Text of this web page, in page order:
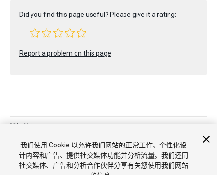
Did you find this page useful? Please give it a rating:
Report a problem on this page
法
律条款
隐私政策 Cookie
不要出售或分享我的个人信息
Cookie 偏好
我们使用 Cookie 以允许我们网站的正常工作、个性化设
计内容和广告、提供社交媒体功能并分析流量。我们还同
社交媒体、广告和分析合作伙伴分享有关您使用我们网站